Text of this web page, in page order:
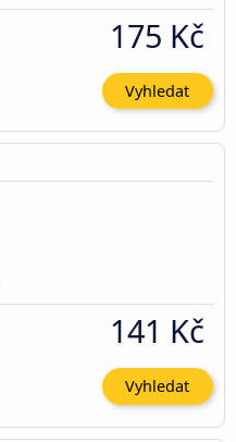
175 Kč
Vyhledat
141 Kč
Vyhledat